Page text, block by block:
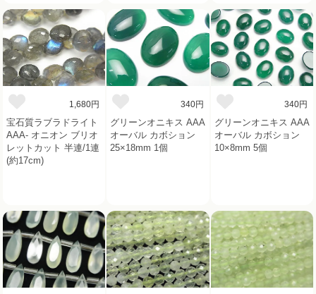
1,680円
宝石質ラブラドライト
AAA- オニオン ブリオ
レットカット 半連/1連
(約17cm)
340円
グリーンオニキス AAA
オーバル カボション
25×18mm 1個
340円
グリーンオニキス AAA
オーバル カボション
10×8mm 5個